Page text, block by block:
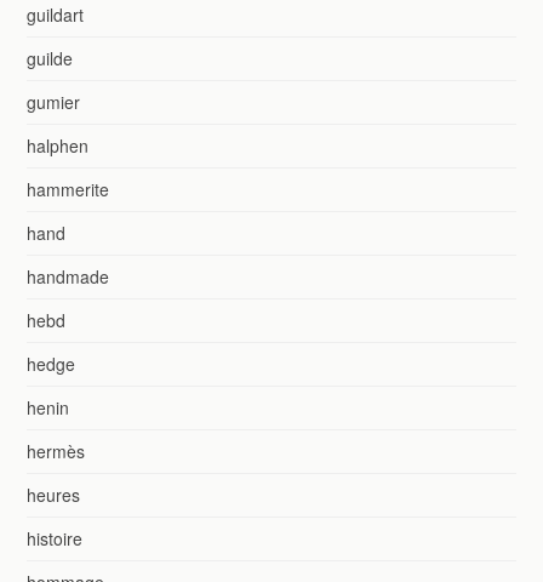
guildart
guilde
gumier
halphen
hammerite
hand
handmade
hebd
hedge
henin
hermès
heures
histoire